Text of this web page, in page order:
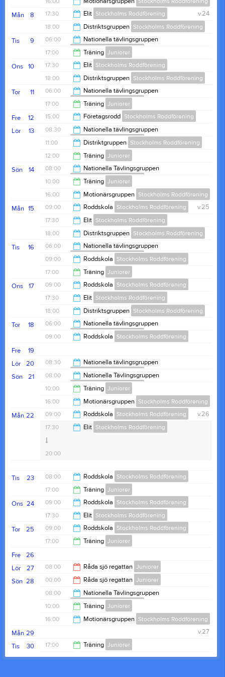
12:00
18:00
8
Mån v.24
17:30 Elit Stockholms Roddförening
20:00
18:00 Distriktsgruppen Stockholms Roddförening
20:00
9
Tis 06:00
Nationella tävlingsgruppen
Stockholms Roddförening
08:00
17:00 Träning Juniorer
19:00
10
Ons 17:30 Elit Stockholms Roddförening
20:00
18:00 Distriktsgruppen Stockholms Roddförening
20:00
11
Tor 06:00
Nationella tävlingsgruppen
Stockholms Roddförening
08:00
17:00 Träning Juniorer
19:00
12
Fre 15:00 Företagsrodd Stockholms Roddförening
18:00
13
Lör 08:30
Nationella tävlingsgruppen
Stockholms Roddförening
11:00
11:00 Distriktgruppen Stockholms Roddförening
13:00
12:00 Träning Juniorer
14:00
14
Sön 08:00
Nationella Tävlingsgruppen
Stockholms Roddförening
10:00
10:00 Träning Juniorer
12:00
16:00 Motionärsgruppen Stockholms Roddförening
18:00
15
Mån v.25
09:00 Roddskola Stockholms Roddförening
15:00
17:30 Elit Stockholms Roddförening
20:00
18:00 Distriktsgruppen Stockholms Roddförening
20:00
16
Tis 06:00
Nationella tävlingsgruppen
Stockholms Roddförening
08:00
09:00 Roddskola Stockholms Roddförening
15:00
17:00 Träning Juniorer
19:00
17
Ons 09:00 Roddskola Stockholms Roddförening
15:00
17:30 Elit Stockholms Roddförening
20:00
18:00 Distriktsgruppen Stockholms Roddförening
20:00
18
Tor 06:00
Nationella tävlingsgruppen
Stockholms Roddförening
09:00 Roddskola Stockholms Roddförening
15:00
19
Fre
20
Lör 08:30
Nationella tävlingsgruppen
Stockholms Roddförening
11:00
21
Sön 08:00
Nationella Tävlingsgruppen
Stockholms Roddförening
10:00
10:00 Träning Juniorer
12:00
16:00 Motionärsgruppen Stockholms Roddförening
18:00
22
Mån v.26
09:00 Roddskola Stockholms Roddförening
15:00
Anteckning:
https://www.laget.se/StockholmsRoddforening-
Juniorer/Page/450099
17:30 Elit Stockholms Roddförening
20:00
23
Tis 08:00 Roddskola Stockholms Roddförening
15:00
17:00 Träning Juniorer
19:00
24
Ons 09:00 Roddskola Stockholms Roddförening
15:00
17:30 Elit Stockholms Roddförening
20:00
25
Tor 09:00 Roddskola Stockholms Roddförening
17:00 Träning Juniorer
19:00
26
Fre
27
Lör 08:00 Råda sjö regattan Juniorer
00:00
28
Sön 00:00 Råda sjö regattan Juniorer
18:00
08:00
Nationella Tävlingsgruppen
Stockholms Roddförening
10:00
10:00 Träning Juniorer
16:00 Motionärsgruppen Stockholms Roddförening
18:00
29
Mån
v.27
30
Tis 17:00 Träning Juniorer